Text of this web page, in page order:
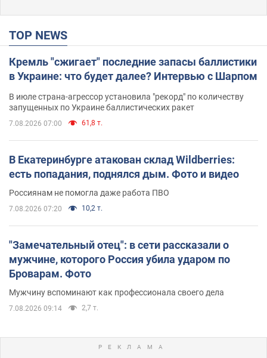
TOP NEWS
Кремль "сжигает" последние запасы баллистики
в Украине: что будет далее? Интервью с Шарпом
В июле страна-агрессор установила "рекорд" по количеству
запущенных по Украине баллистических ракет
7.08.2026 07:00 61,8 т.
В Екатеринбурге атакован склад Wildberries:
есть попадания, поднялся дым. Фото и видео
Россиянам не помогла даже работа ПВО
7.08.2026 07:20 10,2 т.
"Замечательный отец": в сети рассказали о
мужчине, которого Россия убила ударом по
Броварам. Фото
Мужчину вспоминают как профессионала своего дела
7.08.2026 09:14 2,7 т.